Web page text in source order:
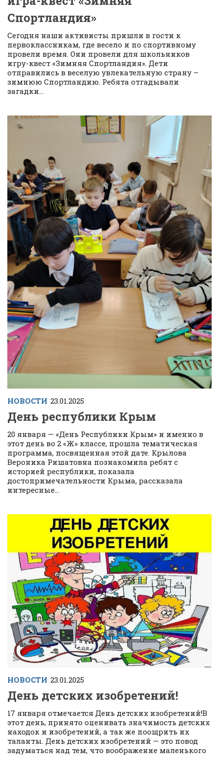
Спортландия»
Сегодня наши активисты пришли в гости к
первоклассникам, где весело и по спортивному
провели время. Они провели для школьников
игру-квест «Зимняя Спортландия». Дети
отправились в веселую увлекательную страну –
зимнюю Спортландию. Ребята отгадывали
загадки...
НОВОСТИ 23.01.2025
День республики Крым
20 января — «День Республики Крым» и именно в
этот день во 2 «Ж» классе, прошла тематическая
программа, посвященная этой дате. Крылова
Вероника Ришатовна познакомила ребят с
историей республики, показала
достопримечательности Крыма, рассказала
интересные...
НОВОСТИ 23.01.2025
День детских изобретений!
17 января отмечается День детских изобретений!В
этот день, принято оценивать значимость детских
находок и изобретений, а так же поощрить их
таланты. День детских изобретений — это повод
задуматься над тем, что воображение маленького